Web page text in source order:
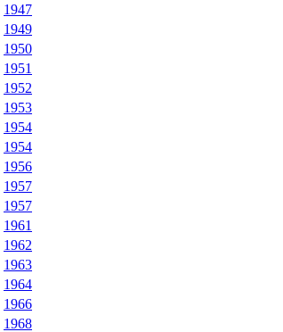
1947
1949
1950
1951
1952
1953
1954
1954
1956
1957
1957
1961
1962
1963
1964
1966
1968